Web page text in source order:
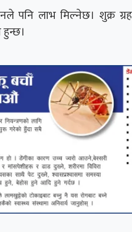
पनि लाभ मिल्नेछ। शुक्र
हुन्छ।